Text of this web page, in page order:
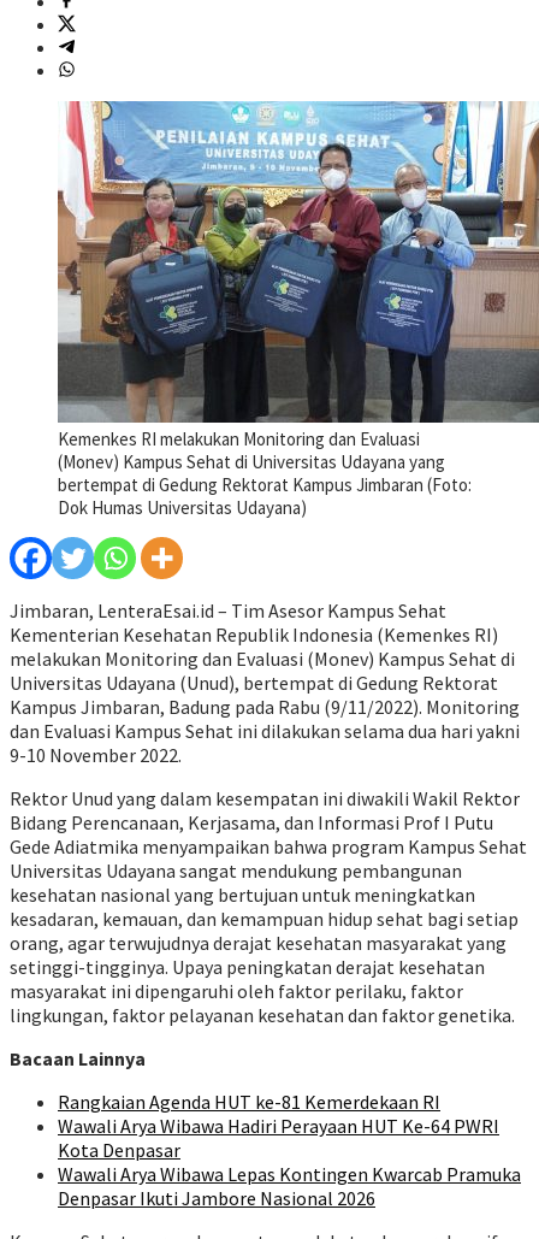
Kemenkes RI melakukan Monitoring dan Evaluasi
(Monev) Kampus Sehat di Universitas Udayana yang
bertempat di Gedung Rektorat Kampus Jimbaran (Foto:
Dok Humas Universitas Udayana)
Jimbaran, LenteraEsai.id – Tim Asesor Kampus Sehat
Kementerian Kesehatan Republik Indonesia (Kemenkes RI)
melakukan Monitoring dan Evaluasi (Monev) Kampus Sehat di
Universitas Udayana (Unud), bertempat di Gedung Rektorat
Kampus Jimbaran, Badung pada Rabu (9/11/2022). Monitoring
dan Evaluasi Kampus Sehat ini dilakukan selama dua hari yakni
9-10 November 2022.
Rektor Unud yang dalam kesempatan ini diwakili Wakil Rektor
Bidang Perencanaan, Kerjasama, dan Informasi Prof I Putu
Gede Adiatmika menyampaikan bahwa program Kampus Sehat
Universitas Udayana sangat mendukung pembangunan
kesehatan nasional yang bertujuan untuk meningkatkan
kesadaran, kemauan, dan kemampuan hidup sehat bagi setiap
orang, agar terwujudnya derajat kesehatan masyarakat yang
setinggi-tingginya. Upaya peningkatan derajat kesehatan
masyarakat ini dipengaruhi oleh faktor perilaku, faktor
lingkungan, faktor pelayanan kesehatan dan faktor genetika.
Bacaan Lainnya
Rangkaian Agenda HUT ke-81 Kemerdekaan RI
Wawali Arya Wibawa Hadiri Perayaan HUT Ke-64 PWRI
Kota Denpasar
Wawali Arya Wibawa Lepas Kontingen Kwarcab Pramuka
Denpasar Ikuti Jambore Nasional 2026